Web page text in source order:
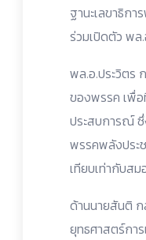
ฐานะเลขาธิก
ร่วมเปิดตัว พ
พล.อ.ประวิตร
ของพรรค เพื่อ
ประสบการณ์
พรรคพลังประ
เทียบเท่ากับสม
ด้านนายสันติ ก
ยุทธศาสตร์กา